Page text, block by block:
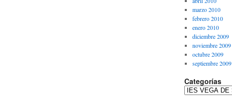
marzo 2010
febrero 2010
enero 2010
diciembre 2009
noviembre 2009
octubre 2009
septiembre 2009
Categorías
Categorías